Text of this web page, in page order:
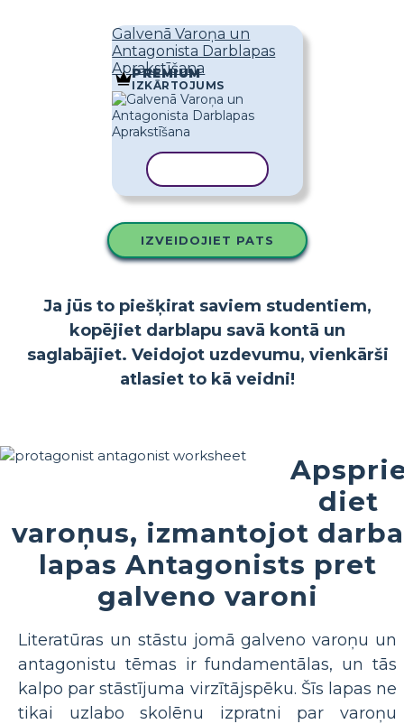
Galvenā Varoņa un
Antagonista Darblapas
Aprakstīšana
PREMIUM
IZKĀRTOJUMS
IZVEIDOJIET PATS
Ja jūs to piešķirat saviem studentiem,
kopējiet darblapu savā kontā un
saglabājiet. Veidojot uzdevumu, vienkārši
atlasiet to kā veidni!
diet
varoņus, izmantojot darba
lapas Antagonists pret
galveno varoni
Literatūras un stāstu jomā galveno varoņu un
antagonistu tēmas ir fundamentālas, un tās
kalpo par stāstījuma virzītājspēku. Šīs lapas ne
tikai uzlabo skolēnu izpratni par varoņu